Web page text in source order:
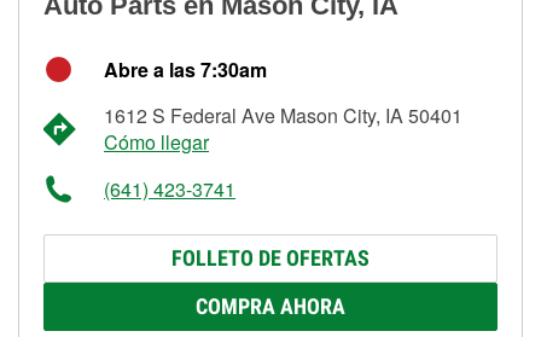
Abre a las 7:30am
1612 S Federal Ave Mason City, IA 50401
Cómo llegar
(641) 423-3741
FOLLETO DE OFERTAS
COMPRA AHORA